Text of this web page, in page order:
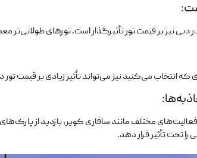
نیز بر قیمت تور تأثیرگذار است. تورهای طولانی‌تر
که انتخاب می‌کنید نیز می‌تواند تأثیر زیادی بر قیمت
مختلف مانند سافاری کویر، بازدید از
تحت تأثیر قرار دهد.